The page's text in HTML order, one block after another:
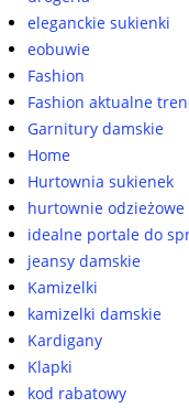
eleganckie sukienki
eobuwie
Fashion
Fashion aktualne
Garnitury damskie
Home
Hurtownia sukienek
hurtownie odzieżowe
idealne portale do
jeansy damskie
Kamizelki
kamizelki damskie
Kardigany
Klapki
kod rabatowy